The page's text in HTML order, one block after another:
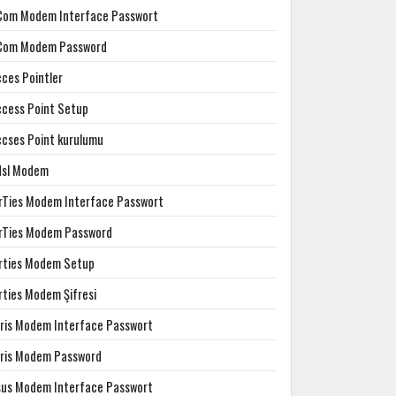
Modem Interface Passwort
Modem Password
Pointler
Point Setup
Point kurulumu
Modem
Modem Interface Passwort
Modem Password
Modem Setup
Modem Şifresi
Modem Interface Passwort
Modem Password
Modem Interface Passwort